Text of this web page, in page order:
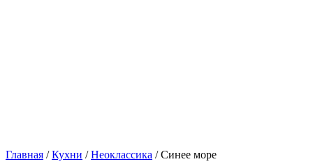
Главная /Кухни /Неоклассика / Синее море